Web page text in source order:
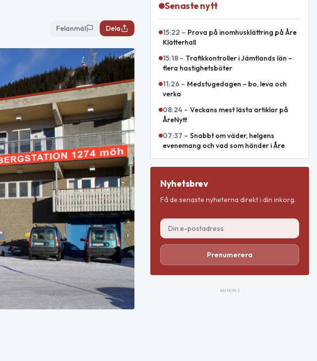
Felanmäl Dela
Senaste nytt
15:22 – Prova på inomhusklättring på Åre
Klätterhall
15:18 – Trafikkontroller i Jämtlands län –
flera hastighetsböter
11:26 – Medstugedagen – bo, leva och
verka
08:24 – Veckans mest lästa artiklar på
ÅreNytt
07:37 – Snabbt om väder, helgens
evenemang och vad som händer i Åre
Nyhetsbrev
Få de senaste nyheterna direkt i din inkorg.
Prenumerera
ANNONS